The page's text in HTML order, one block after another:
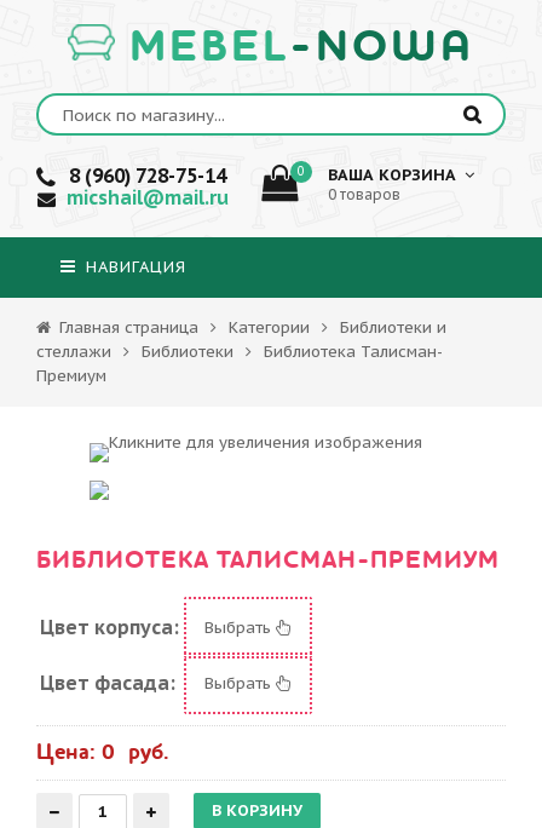
MEBEL-NOWA
8 (960) 728-75-14
micshail@mail.ru
0 ВАША КОРЗИНА
0 товаров
НАВИГАЦИЯ
Главная страница Категории
Библиотеки и
стеллажи
Библиотеки
Библиотека Талисман-
Премиум
БИБЛИОТЕКА ТАЛИСМАН-ПРЕМИУМ
Цвет корпуса: Выбрать
Цвет фасада: Выбрать
Цена: 0 руб.